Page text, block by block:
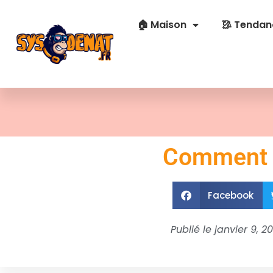
🏠 Maison 🥻
Facebook
Publié le janvier 9,